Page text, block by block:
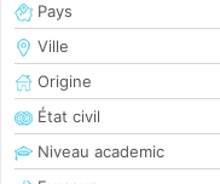
Pays
Ville
Origine
État civil
Niveau academic